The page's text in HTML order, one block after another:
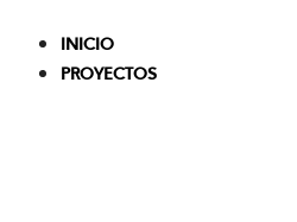
content
INICIO
PROYECTOS